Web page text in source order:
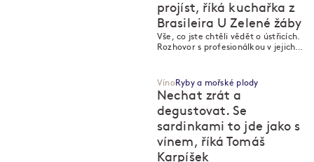
projíst, říká kuchařka z
Brasileira U Zelené žáby
Vše, co jste chtěli vědět o ústřicích.
Rozhovor s profesionálkou v jejich
VínoRyby a mořské plody
Nechat zrát a
degustovat. Se
sardinkami to jde jako s
vínem, říká Tomáš
Karpíšek